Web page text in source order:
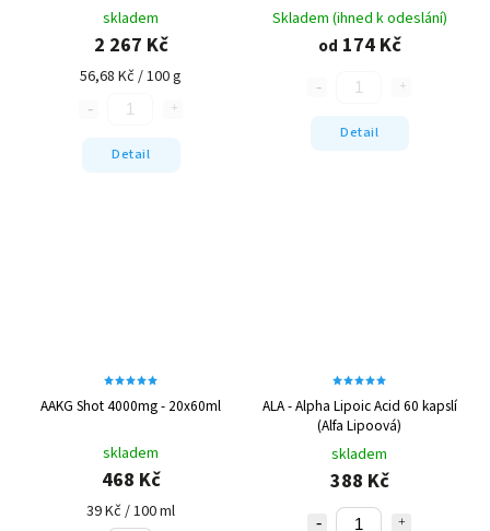
skladem
2 267 Kč
56,68 Kč / 100 g
Detail
Skladem (ihned k odeslání)
od 174 Kč
Detail
AAKG Shot 4000mg - 20x60ml
skladem
468 Kč
39 Kč / 100 ml
ALA - Alpha Lipoic Acid 60 kapslí
(Alfa Lipoová)
skladem
388 Kč